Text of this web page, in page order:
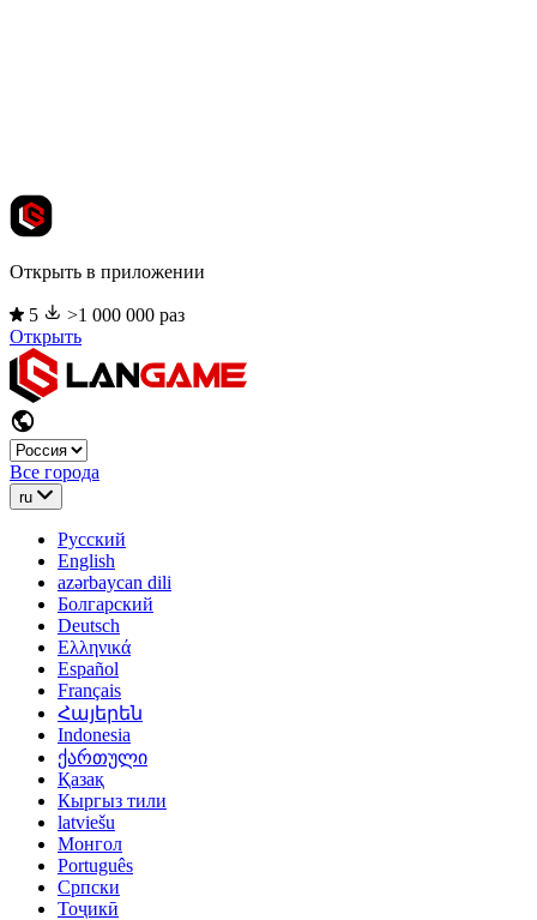
Открыть в приложении
5
>1 000 000 раз
Открыть
Все города
ru
Русский
English
azərbaycan dili
Болгарский
Deutsch
Ελληνικά
Español
Français
Հայերեն
Indonesia
ქართული
Қазақ
Кыргыз тили
latviešu
Монгол
Português
Српски
Тоҷикӣ